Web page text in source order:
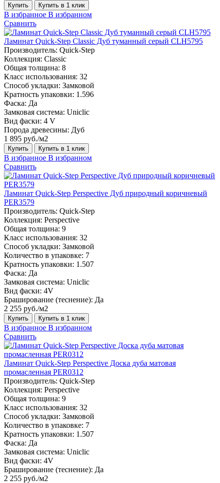
Купить Купить в 1 клик
В избранное В избранном
Сравнить
Ламинат Quick-Step Classic Дуб туманный серый CLH5795
Производитель: Quick-Step
Коллекция: Classic
Общая толщина: 8
Класс использования: 32
Способ укладки: Замковой
Кратность упаковки: 1.596
Фаска: Да
Замковая система: Uniclic
Вид фаски: 4 V
Порода древесины: Дуб
1 895 руб./м2
Купить Купить в 1 клик
В избранное В избранном
Сравнить
Ламинат Quick-Step Perspective Дуб природный коричневый
PER3579
Производитель: Quick-Step
Коллекция: Perspective
Общая толщина: 9
Класс использования: 32
Способ укладки: Замковой
Количество в упаковке: 7
Кратность упаковки: 1.507
Фаска: Да
Замковая система: Uniclic
Вид фаски: 4V
Браширование (теснение): Да
2 255 руб./м2
Купить Купить в 1 клик
В избранное В избранном
Сравнить
Ламинат Quick-Step Perspective Доска дуба матовая
промасленная PER0312
Производитель: Quick-Step
Коллекция: Perspective
Общая толщина: 9
Класс использования: 32
Способ укладки: Замковой
Количество в упаковке: 7
Кратность упаковки: 1.507
Фаска: Да
Замковая система: Uniclic
Вид фаски: 4V
Браширование (теснение): Да
2 255 руб./м2